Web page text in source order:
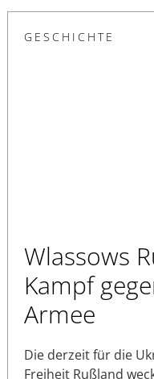
GESCHICHTE
Wlassows
Kampf
Armee
Die derzeit für die
Freiheit Rußland